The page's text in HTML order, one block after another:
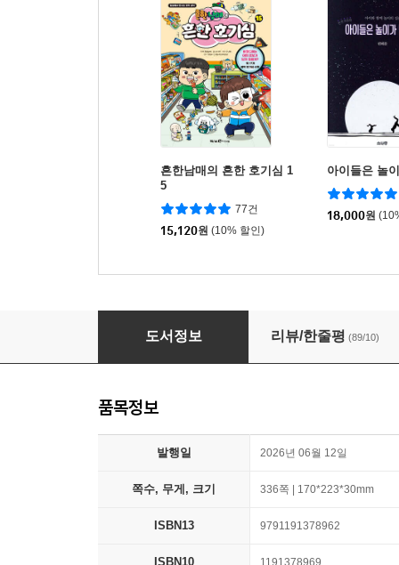
흔한남매의 흔한 호기심 1
5
77건
15,120원 (10% 할인)
아이들은 놀
18,000원
질문 하나에 과학이 와르르
도서정보 리뷰/한줄평 (89/10)
품목정보
발행일 2026년 06월 12일
쪽수, 무게, 크기 336쪽 | 170*223*30mm
ISBN13 9791191378962
ISBN10 1191378969